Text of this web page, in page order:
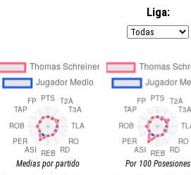
Liga:
Medias por partido Por 100 Posesiones